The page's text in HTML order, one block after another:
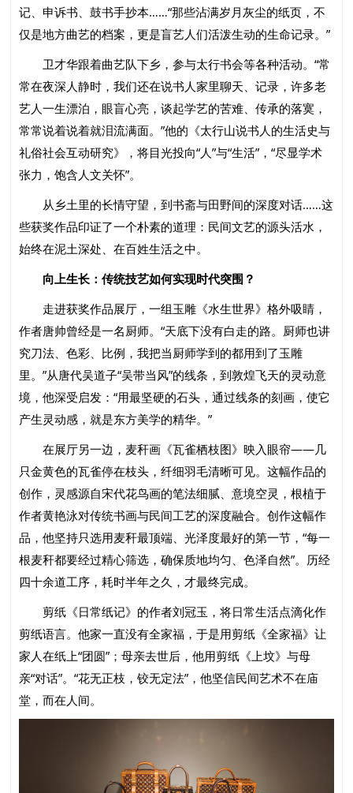
记、申诉书、鼓书手抄本……“那些沾满岁月灰尘的纸页，不
仅是地方曲艺的档案，更是盲艺人们活泼生动的生命记录。”
卫才华跟着曲艺队下乡，参与太行书会等各种活动。“常
常在夜深人静时，我们还在说书人家里聊天、记录，许多老
艺人一生漂泊，眼盲心亮，谈起学艺的苦难、传承的落寞，
常常说着说着就泪流满面。”他的《太行山说书人的生活史与
礼俗社会互动研究》，将目光投向“人”与“生活”，“尽显学术
张力，饱含人文关怀”。
从乡土里的长情守望，到书斋与田野间的深度对话……这
些获奖作品印证了一个朴素的道理：民间文艺的源头活水，
始终在泥土深处、在百姓生活之中。
向上生长：传统技艺如何实现时代突围？
走进获奖作品展厅，一组玉雕《水生世界》格外吸睛，
作者唐帅曾经是一名厨师。“天底下没有白走的路。厨师也讲
究刀法、色彩、比例，我把当厨师学到的都用到了玉雕
里。”从唐代吴道子“吴带当风”的线条，到敦煌飞天的灵动意
境，他深受启发：“用最坚硬的石头，通过线条的刻画，使它
产生灵动感，就是东方美学的精华。”
在展厅另一边，麦秆画《瓦雀栖枝图》映入眼帘——几
只金黄色的瓦雀停在枝头，纤细羽毛清晰可见。这幅作品的
创作，灵感源自宋代花鸟画的笔法细腻、意境空灵，根植于
作者黄艳泳对传统书画与民间工艺的深度融合。创作这幅作
品，他坚持只选用麦秆最顶端、光泽度最好的第一节，“每一
根麦秆都要经过精心筛选，确保质地均匀、色泽自然”。历经
四十余道工序，耗时半年之久，才最终完成。
剪纸《日常纸记》的作者刘冠玉，将日常生活点滴化作
剪纸语言。他家一直没有全家福，于是用剪纸《全家福》让
家人在纸上“团圆”；母亲去世后，他用剪纸《上坟》与母
亲“对话”。“花无正枝，铰无定法”，他坚信民间艺术不在庙
堂，而在人间。